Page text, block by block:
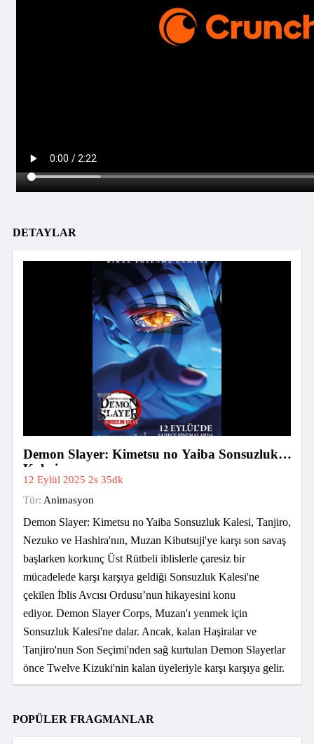
DETAYLAR
Demon Slayer: Kimetsu no Yaiba Sonsuzluk
Kalesi
12 Eylül 2025 2s 35dk
Tür: Animasyon
Demon Slayer: Kimetsu no Yaiba Sonsuzluk Kalesi, Tanjiro,
Nezuko ve Hashira'nın, Muzan Kibutsuji'ye karşı son savaş
başlarken korkunç Üst Rütbeli iblislerle çaresiz bir
mücadelede karşı karşıya geldiği Sonsuzluk Kalesi'ne
çekilen İblis Avcısı Ordusu’nun hikayesini konu
ediyor. Demon Slayer Corps, Muzan'ı yenmek için
Sonsuzluk Kalesi'ne dalar. Ancak, kalan Haşiralar ve
Tanjiro'nun Son Seçimi'nden sağ kurtulan Demon Slayerlar
önce Twelve Kizuki'nin kalan üyeleriyle karşı karşıya gelir.
POPÜLER FRAGMANLAR